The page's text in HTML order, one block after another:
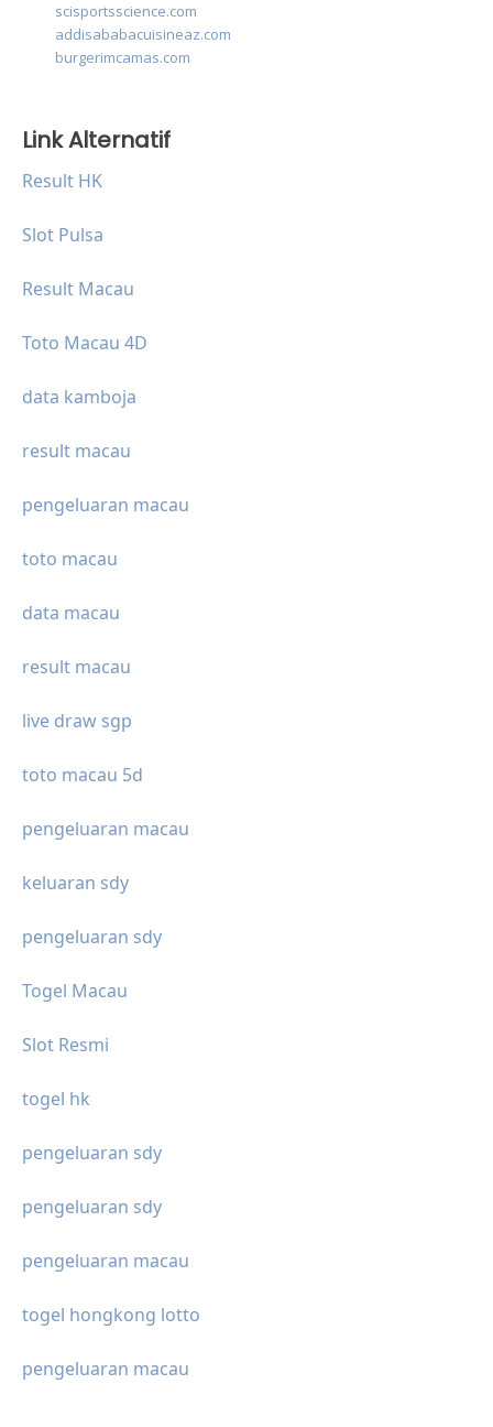
scisportsscience.com
addisababacuisineaz.com
burgerimcamas.com
Link Alternatif
Result HK
Slot Pulsa
Result Macau
Toto Macau 4D
data kamboja
result macau
pengeluaran macau
toto macau
data macau
result macau
live draw sgp
toto macau 5d
pengeluaran macau
keluaran sdy
pengeluaran sdy
Togel Macau
Slot Resmi
togel hk
pengeluaran sdy
pengeluaran sdy
pengeluaran macau
togel hongkong lotto
pengeluaran macau